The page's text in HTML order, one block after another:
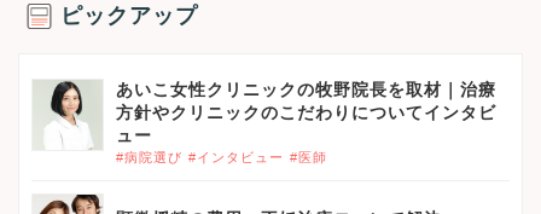
ピックアップ
あいこ女性クリニックの牧野院長を取材｜治療
方針やクリニックのこだわりについてインタビ
ュー
#病院選び #インタビュー #医師